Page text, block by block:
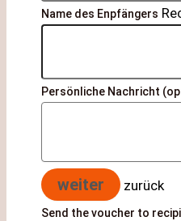
Name des Enpfängers
Persönliche Nachricht
weiter zurück
Send the voucher to